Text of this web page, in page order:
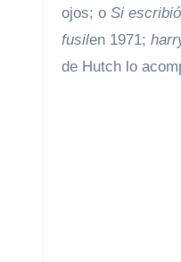
ojos; o Si
fusilen 1971;
de Hutch lo